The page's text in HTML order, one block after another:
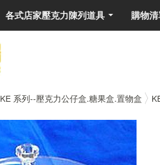
各式店家壓克力陳列道具 購物
KE 系列--壓克力公仔盒.糖果盒.置物盒